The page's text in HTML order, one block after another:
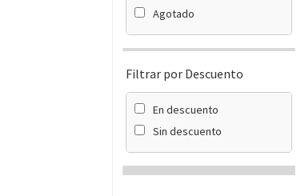
Agotado
Filtrar por Descuento
En descuento
Sin descuento